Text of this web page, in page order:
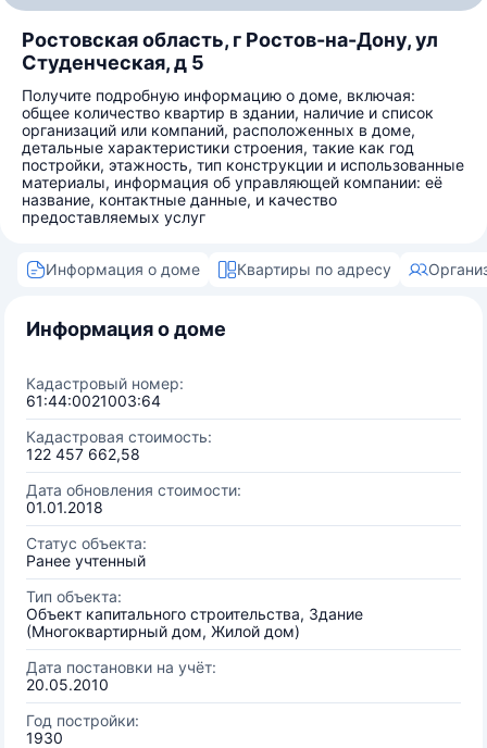
Ростовская область, г Ростов-на-Дону, ул
Студенческая, д 5
Получите подробную информацию о доме, включая:
общее количество квартир в здании, наличие и список
организаций или компаний, расположенных в доме,
детальные характеристики строения, такие как год
постройки, этажность, тип конструкции и использованные
материалы, информация об управляющей компании: её
название, контактные данные, и качество
предоставляемых услуг
Информация о доме Квартиры по адресу
Информация о доме
Кадастровый номер:
61:44:0021003:64
Кадастровая стоимость:
122 457 662,58
Дата обновления стоимости:
01.01.2018
Статус объекта:
Ранее учтенный
Тип объекта:
Объект капитального строительства, Здание
(Многоквартирный дом, Жилой дом)
Дата постановки на учёт:
20.05.2010
Год постройки:
1930